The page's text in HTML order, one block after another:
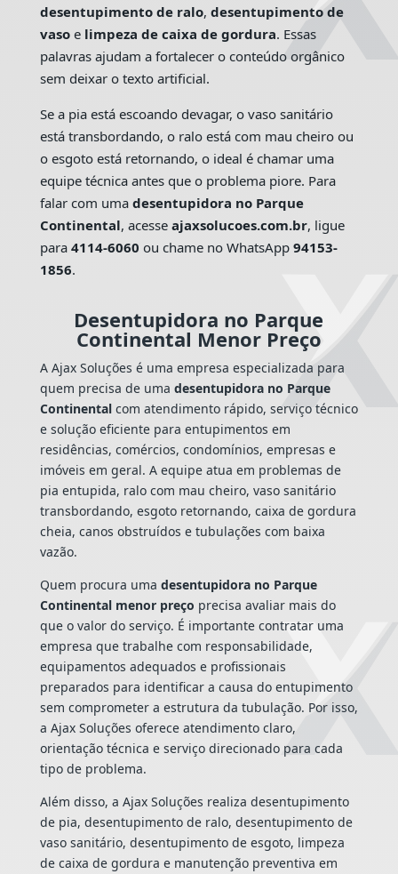
desentupimento de ralo, desentupimento de
vasoe limpeza de caixa de gordura. Essas
palavras ajudam a fortalecer o conteúdo orgânico
sem deixar o texto artificial.
Se a pia está escoando devagar, o vaso sanitário
está transbordando, o ralo está com mau cheiro ou
o esgoto está retornando, o ideal é chamar uma
equipe técnica antes que o problema piore. Para
falar com uma desentupidora no Parque
Continental, acesse ajaxsolucoes.com.br, ligue
para 4114-6060 ou chame no WhatsApp 94153-
1856.
Desentupidora no Parque
Continental Menor Preço
A Ajax Soluções é uma empresa especializada para
quem precisa de uma desentupidora no Parque
Continentalcom atendimento rápido, serviço técnico
e solução eficiente para entupimentos em
residências, comércios, condomínios, empresas e
imóveis em geral. A equipe atua em problemas de
pia entupida, ralo com mau cheiro, vaso sanitário
transbordando, esgoto retornando, caixa de gordura
cheia, canos obstruídos e tubulações com baixa
vazão.
Quem procura uma desentupidora no Parque
Continental menor preço precisa avaliar mais do
que o valor do serviço. É importante contratar uma
empresa que trabalhe com responsabilidade,
equipamentos adequados e profissionais
preparados para identificar a causa do entupimento
sem comprometer a estrutura da tubulação. Por isso,
a Ajax Soluções oferece atendimento claro,
orientação técnica e serviço direcionado para cada
tipo de problema.
Além disso, a Ajax Soluções realiza desentupimento
de pia, desentupimento de ralo, desentupimento de
vaso sanitário, desentupimento de esgoto, limpeza
de caixa de gordura e manutenção preventiva em